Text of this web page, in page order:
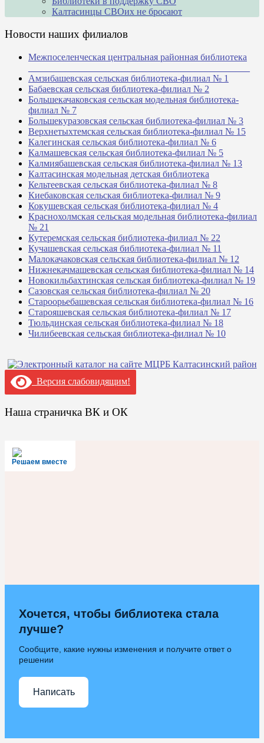
Калтасинцы СВОих не бросают
Новости наших филиалов
Межпоселенческая центральная районная библиотека
Амзибашевская сельская библиотека-филиал № 1
Бабаевская сельская библиотека-филиал № 2
Большекачаковская сельская модельная библиотека-
филиал № 7
Большекуразовская сельская библиотека-филиал № 3
Верхнетыхтемская сельская библиотека-филиал № 15
Калегинская сельская библиотека-филиал № 6
Калмашевская сельская библиотека-филиал № 5
Калмиябашевская сельская библиотека-филиал № 13
Калтасинская модельная детская библиотека
Кельтеевская сельская библиотека-филиал № 8
Киебаковская сельская библиотека-филиал № 9
Кокушевская сельская библиотека-филиал № 4
Краснохолмская сельская модельная библиотека-филиал
№ 21
Кутеремская сельская библиотека-филиал № 22
Кучашевская сельская библиотека-филиал № 11
Малокачаковская сельская библиотека-филиал № 12
Нижнекачмашевская сельская библиотека-филиал № 14
Новокильбахтинская сельская библиотека-филиал № 19
Сазовская сельская библиотека-филиал № 20
Староорьебашевская сельская библиотека-филиал № 16
Старояшевская сельская библиотека-филиал № 17
Тюльдинская сельская библиотека-филиал № 18
Чилибеевская сельская библиотека-филиал № 10
Версия слабовидящим!
Наша страничка ВК и ОК
Решаем вместе
Хочется, чтобы библиотека стала
лучше?
Сообщите, какие нужны изменения и получите ответ о
решении
Написать